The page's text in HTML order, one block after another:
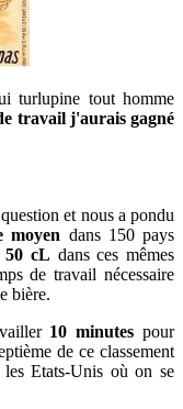
turlupine tout homme
travail j'aurais gagné
et nous a pondu
moyen dans 150 pays
cL dans ces mêmes
de travail nécessaire
bière.
10 minutes pour
de ce classement
Etats-Unis où on se